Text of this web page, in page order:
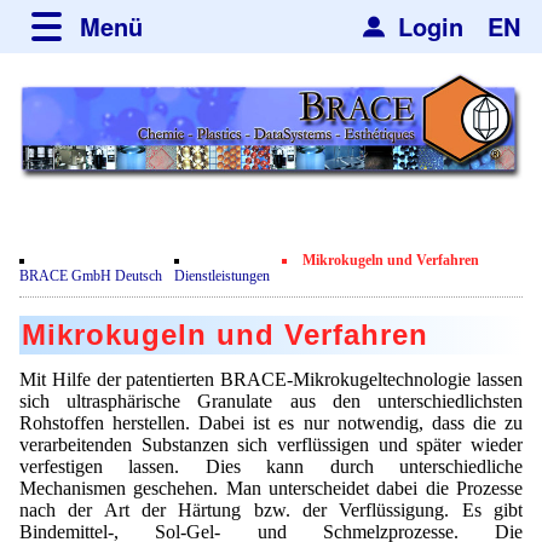
Login EN
Menü
über BRACE
Leistungen
Newsticker
Film
Kundenrezensionen
Zertifikate
Datenschutzerklärung
Kontakt
Neues
Newsletter
Mikrokugelanlagen
Heizkammern
Trockner
Sortieranlagen
Gebrauchte Maschinen - Angebote
Angebotsanfrage
Spherisator Serie
Spherisator M2
Pilotanlagen
Produktionsanlagen
Angebotsanfrage
Dienstleistungen
Mikrokapseln
Mikroverkapselung
Anwendungen
Aromakapseln
Emulgatoren
Informationsmaterial
Hf and ZrHf mixed Microspheres
Jobbörse
BRACE GmbH Deutsch Dienstleistungen
Mikrokugeln und Verfahren
Mikrokugeln und Verfahren
Mit Hilfe der patentierten BRACE-Mikrokugeltechnologie lassen
sich ultrasphärische Granulate aus den unterschiedlichsten
Rohstoffen herstellen. Dabei ist es nur notwendig, dass die zu
verarbeitenden Substanzen sich verflüssigen und später wieder
verfestigen lassen. Dies kann durch unterschiedliche
Mechanismen geschehen. Man unterscheidet dabei die Prozesse
nach der Art der Härtung bzw. der Verflüssigung. Es gibt
Bindemittel-, Sol-Gel- und Schmelzprozesse. Die